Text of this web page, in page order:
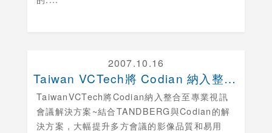
2007.10.16
Taiwan VCTech將 Codian 納入整....
TaiwanVCTech將Codian納入整合至專業視訊
會議解決方案~結合TANDBERG與Codian的解
決方案，大幅提升多方會議的影像品質和易用